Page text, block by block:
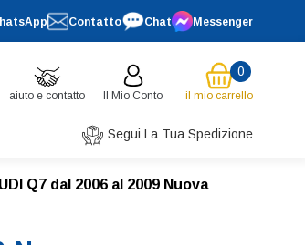
Contatto Chat Messenger
aiuto e contatto Il Mio Conto
0
il mio carrello
Segui La Tua Spedizione
Q7 dal 2006 al 2009 Nuova